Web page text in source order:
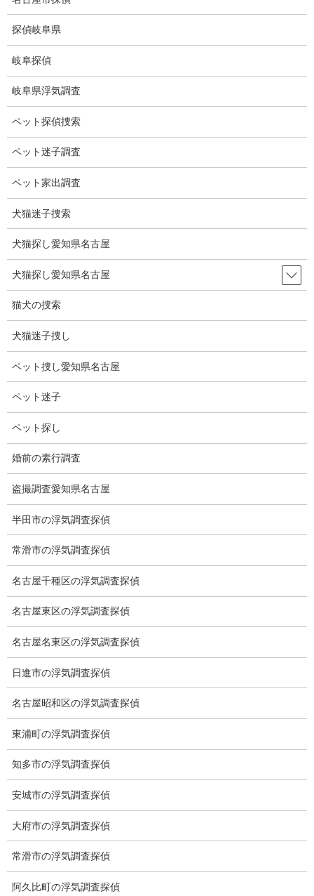
に
動
ョ
に
動
ブログ
HOME ブログ
2025-07-11
ブログ
ダイヤモンドの星
地球から40光年の距離にダイヤモンドでできた惑星が発見されま
した。
その星は「かに座55e」半径は地球の約2倍、質量は約8倍のスーパ
ーアースです。
この星は主に黒鉛や鉄、シリコンで構成されており、地球の質量3
つ分にあたるダイヤモンドが眠っていると言われています。
と星の表面は2150度の灼熱の環境。
1年はわずか17時間という猛スピードです。
うですね。
ブログ
ウインブルゾン シナ―
探偵岐阜県
岐阜探偵
岐阜県浮気調査
ペット探偵捜索
ペット迷子調査
ペット家出調査
犬猫迷子捜索
犬猫探し愛知県名古屋
犬猫探し愛知県名古屋
猫犬の捜索
犬猫迷子捜し
ペット捜し愛知県名古屋
ペット迷子
ペット探し
婚前の素行調査
盗撮調査愛知県名古屋
半田市の浮気調査探偵
常滑市の浮気調査探偵
名古屋千種区の浮気調査探偵
名古屋東区の浮気調査探偵
名古屋名東区の浮気調査探偵
日進市の浮気調査探偵
名古屋昭和区の浮気調査探偵
東浦町の浮気調査探偵
知多市の浮気調査探偵
安城市の浮気調査探偵
大府市の浮気調査探偵
常滑市の浮気調査探偵
阿久比町の浮気調査探偵